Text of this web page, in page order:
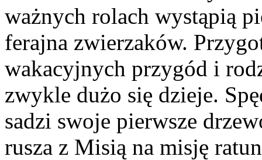
ważnych rolach wystąpią
ferajna zwierzaków.
wakacyjnych przygód i
zwykle dużo się dzieje.
sadzi swoje pierwsze
rusza z Misią na misję